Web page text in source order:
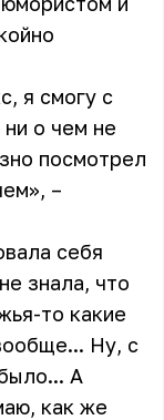
я смогу с
ни о чем не
посмотрел
–
себя
знала, что
то какие
Ну, с
А
как же